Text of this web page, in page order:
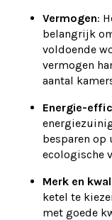
Vermogen:
belangrijk
voldoende
vermogen
aantal
Energie-
besparen op
ecologische
Merk en
ketel te
met goede